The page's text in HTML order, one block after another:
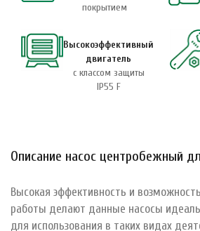
покрытием
Высокоэффективный
двигатель
с классом защиты
IP55 F
Описание насос центробежный
Высокая эффективность и
работы делают данные насосы
для использования в таких видах